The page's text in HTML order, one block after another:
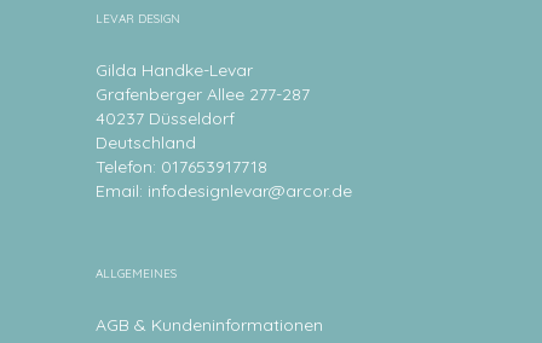
LEVAR DESIGN
Gilda Handke-Levar
Grafenberger Allee 277-287
40237 Düsseldorf
Deutschland
Telefon: 017653917718
Email: infodesignlevar@arcor.de
ALLGEMEINES
AGB & Kundeninformationen